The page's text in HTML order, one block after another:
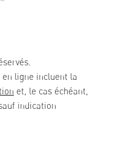
ligne incluent la
et, le cas échéant,
indication